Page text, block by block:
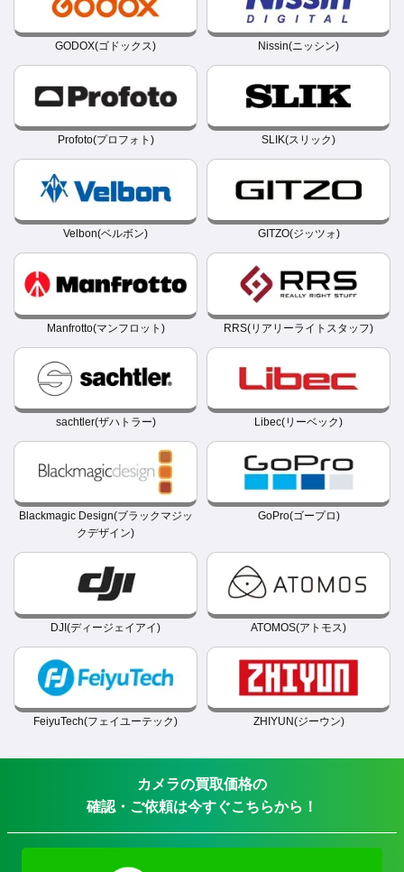
GODOX(ゴドックス) Nissin(ニッシン)
Profoto(プロフォト) SLIK(スリック)
Velbon(ベルボン) GITZO(ジッツォ)
Manfrotto(マンフロット) RRS(リアリーライトスタッフ)
sachtler(ザハトラー) Libec(リーベック)
Blackmagic Design(ブラックマジッ
クデザイン)
GoPro(ゴープロ)
DJI(ディージェイアイ) ATOMOS(アトモス)
FeiyuTech(フェイユーテック) ZHIYUN(ジーウン)
カメラの買取価格の
確認・ご依頼は今すぐこちらから！